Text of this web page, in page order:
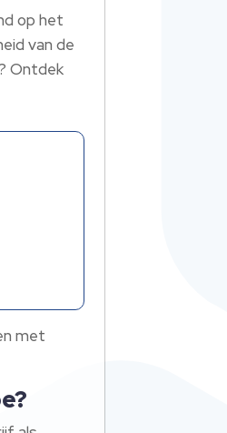
op het
van de
Ontdek
met